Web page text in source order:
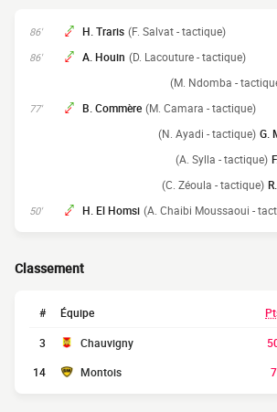
86' H. Traris (F. Salvat - tactique)
86' A. Houin (D. Lacouture - tactique)
(M. Ndomba -
77' B. Commère (M. Camara - tactique)
G.
(N. Ayadi - tactique)
(A. Sylla - tactique)
(C. Zéoula - tactique)
50' H. El Homsi (A. Chaibi Moussaoui -
Classement
# Équipe
3 Chauvigny
14
Montois 7